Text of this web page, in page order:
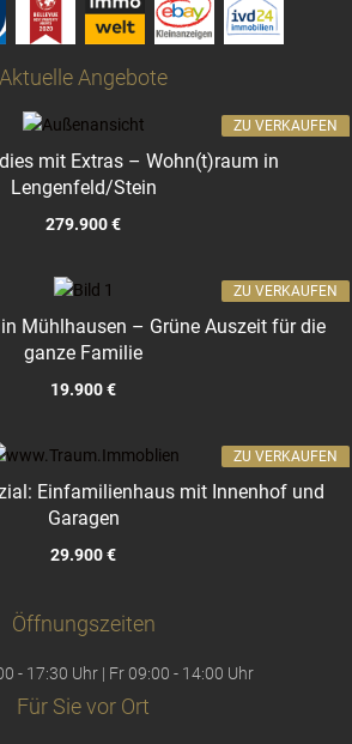
Aktuelle Angebote
mit Extras – Wohn(t)raum in
Lengenfeld/Stein
279.900 €
ZU VERKAUFEN
Mühlhausen – Grüne Auszeit für die
ganze Familie
19.900 €
ZU VERKAUFEN
Einfamilienhaus mit Innenhof und
Garagen
29.900 €
ZU VERKAUFEN
Öffnungszeiten
- 17:30 Uhr | Fr 09:00 - 14:00 Uhr
Für Sie vor Ort